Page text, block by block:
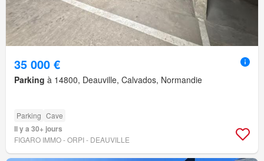
35 000 €
Parking à 14800, Deauville, Calvados, Normandie
Parking Cave
Il y a 30+ jours
FIGARO IMMO - ORPI - DEAUVILLE